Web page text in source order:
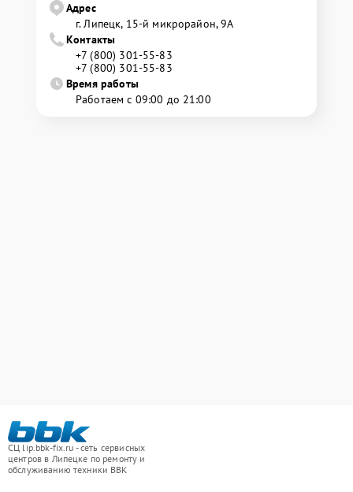
Адрес
г. Липецк, 15-й микрорайон, 9А
Контакты
+7 (800) 301-55-83
+7 (800) 301-55-83
Время работы
Работаем с 09:00 до 21:00
СЦ lip.bbk-fix.ru - сеть сервисных
центров в Липецке по ремонту и
обслуживанию техники BBK